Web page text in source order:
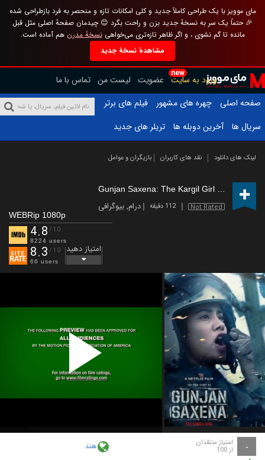
مای موویز با یک طراحی کاملاً جدید و کلی امکانات تازه و منحصر به فرد بازطراحی شده
🎉 حتماً یک سر به نسخهٔ جدید بزن و راحت بگرد 😊 چیدمان صفحهٔ اصلی مثل قبل
مانده تا گم نشوی ، و اگر ظاهر تازه‌تری می‌خواهینسخهٔ مدرن هم آماده است.
مشاهدهٔ نسخهٔ جدید
new
ورود به سایت عضویت لیست من تماس با ما
صفحه اصلی
چهره های مشهور
فیلم های برتر
سریال ها
آخرین دوبله ها تریلر های جدید
لینک های دانلود نقد های کاربران بازیگران و عوامل
Not Rated 112 دقیقه درام,بیوگرافی
WEBRip 1080p
4.8 /10
8224 users
8.3 /10
66 users
امتیاز دهید
Play
- امتیاز منتقدان
از 100 هند